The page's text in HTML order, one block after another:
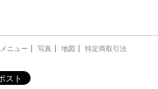
メニュー 写真 地図 特定商取引法